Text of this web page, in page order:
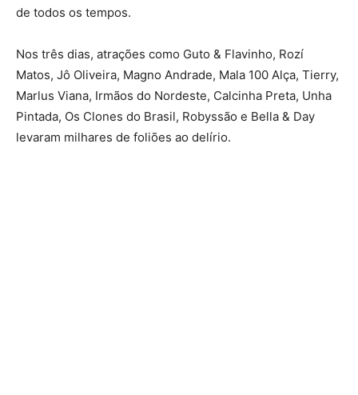
de todos os tempos.
Nos três dias, atrações como Guto & Flavinho, Rozí
Matos, Jô Oliveira, Magno Andrade, Mala 100 Alça, Tierry,
Marlus Viana, Irmãos do Nordeste, Calcinha Preta, Unha
Pintada, Os Clones do Brasil, Robyssão e Bella & Day
levaram milhares de foliões ao delírio.